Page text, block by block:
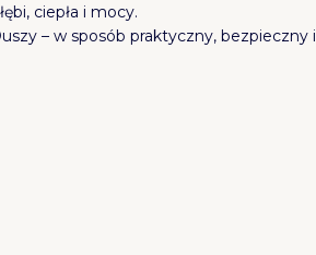
ciepła i mocy.
– w sposób praktyczny, bezpieczny i